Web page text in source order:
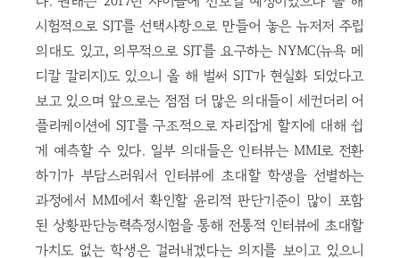
시험적으로 SJT를 선택사항으로 만들어 놓은 뉴저저 주립
의대도 있고, 의무적으로 SJT를 요구하는 NYMC(뉴욕 메
디칼 칼리지)도 있으니 올 해 벌써 SJT가 현실화 되었다고
보고 있으며 앞으로는 점점 더 많은 의대들이 세컨더리 어
플리케이션에 SJT를 구조적으로 자리잡게 할지에 대해 쉽
게 예측할 수 있다. 일부 의대들은 인터뷰는 MMI로 전환
하기가 부담스러워서 인터뷰에 초대할 학생을 선별하는
과정에서 MMI에서 확인할 윤리적 판단기준이 많이 포함
된 상황판단능력측정시험을 통해 전통적 인터뷰에 초대할
가치도 없는 학생은 걸러내겠다는 의지를 보이고 있으니